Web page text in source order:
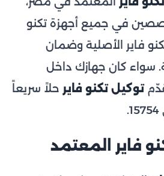
في جميع أجهزة تكنو
فاير الأصلية وضمان
سواء كان جهازك داخل
توكيل تكنو فاير حلاً سريعاً
فاير المعتمد